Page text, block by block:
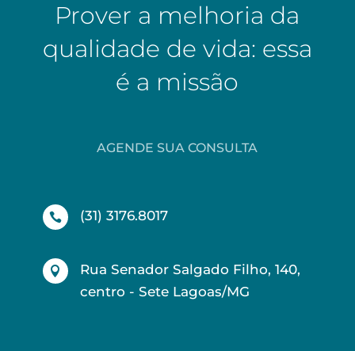
Prover a melhoria da
qualidade de vida: essa
é a missão
AGENDE SUA CONSULTA
 (31) 3176.8017

Rua Senador Salgado Filho, 140,
centro - Sete Lagoas/MG